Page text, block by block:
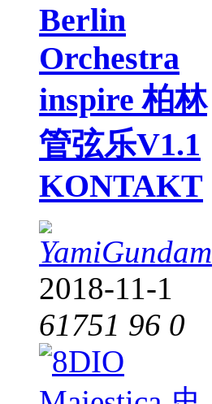
Berlin
Orchestra
inspire 柏林
管弦乐V1.1
KONTAKT
YamiGundam
2018-11-1
61751 96 0